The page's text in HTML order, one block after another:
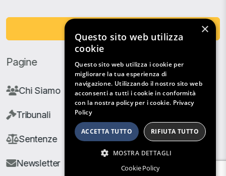
Pagine
Chi Siamo
Tribunali
Sentenze
Newsletter
×
Questo sito web utilizza
cookie
Questo sito web utilizza i cookie per
migliorare la tua esperienza di
navigazione. Utilizzando il nostro sito web
acconsenti a tutti i cookie in conformità
con la nostra policy per i cookie. Privacy
Policy
ACCETTA TUTTO RIFIUTA TUTTO
MOSTRA DETTAGLI
Cookie Policy